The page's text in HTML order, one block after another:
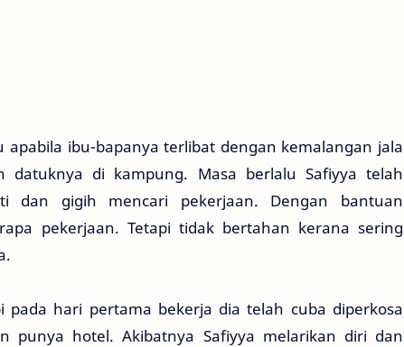
ibu-bapanya terlibat dengan kemalangan jala
datuknya di kampung. Masa berlalu Safiyya telah
dan gigih mencari pekerjaan. Dengan bantuan
pekerjaan. Tetapi tidak bertahan kerana sering
hari pertama bekerja dia telah cuba diperkosa
punya hotel. Akibatnya Safiyya melarikan diri dan